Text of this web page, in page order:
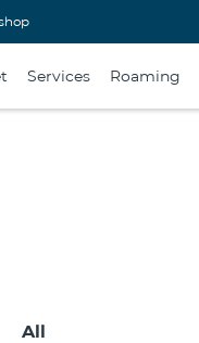
Services Roaming
All